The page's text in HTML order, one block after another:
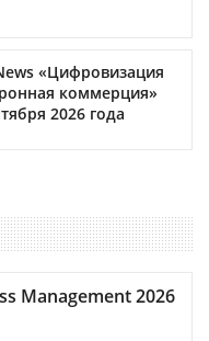
«Цифровизация
коммерция»
2026 года
Management 2026